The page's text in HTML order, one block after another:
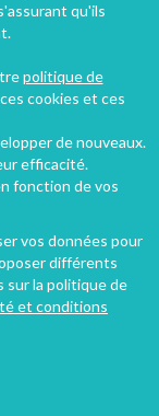
Alpes, France
qu'ils
politique de
cookies et ces
de nouveaux.
efficacité.
fonction de vos
vos données pour
différents
sur la politique de
et conditions